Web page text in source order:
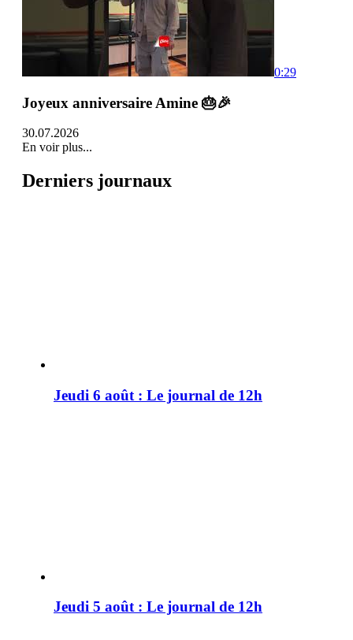
0:29
Joyeux anniversaire Amine 🎂🎉
30.07.2026
En voir plus...
Derniers journaux
Jeudi 6 août : Le journal de 12h
Jeudi 5 août : Le journal de 12h